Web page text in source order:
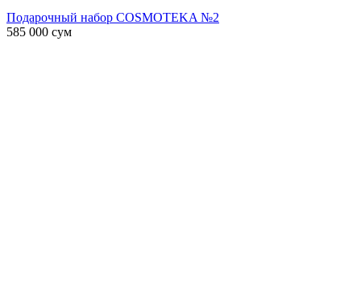
Подарочный набор COSMOTEKA №2
585 000 сум